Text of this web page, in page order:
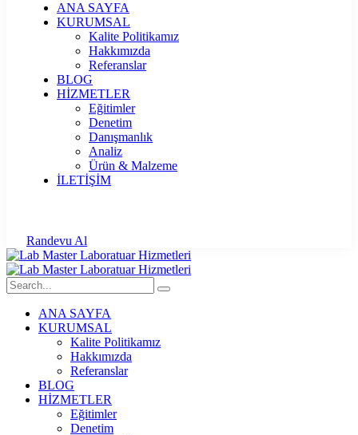
ANA SAYFA
KURUMSAL
Kalite Politikamız
Hakkımızda
Referanslar
BLOG
HİZMETLER
Eğitimler
Denetim
Danışmanlık
Analiz
Ürün & Malzeme
İLETİŞİM
Randevu Al
ANA SAYFA
KURUMSAL
Kalite Politikamız
Hakkımızda
Referanslar
BLOG
HİZMETLER
Eğitimler
Denetim